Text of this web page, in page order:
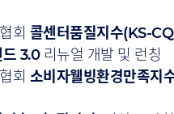
회 콜센터품질지수(KS-
드 3.0리뉴얼 개발 및 런칭
회 소비자웰빙환경만족지